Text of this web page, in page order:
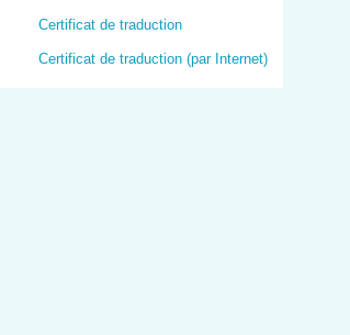
Certificat de traduction
Certificat de traduction (par Internet)